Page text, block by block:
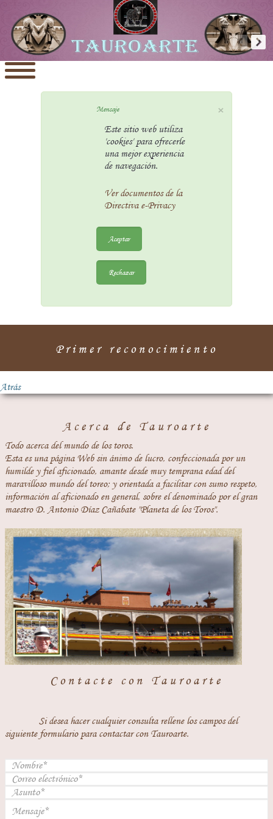
×
Mensaje
Este sitio web utiliza
'cookies' para ofrecerle
una mejor experiencia
de navegación.
Ver documentos de la
Directiva e-Privacy
Aceptar
Rechazar
Primer reconocimiento
Atrás
Acerca de Tauroarte
Todo acerca del mundo de los toros.
Esta es una página Web sin ánimo de lucro, confeccionada por un
humilde y fiel aficionado, amante desde muy temprana edad del
maravilloso mundo del toreo; y orientada a facilitar con sumo respeto,
información al aficionado en general, sobre el denominado por el gran
maestro D. Antonio Díaz Cañabate "Planeta de los Toros".
Contacte con Tauroarte
Si desea hacer cualquier consulta rellene los campos del
siguiente formulario para contactar con Tauroarte.